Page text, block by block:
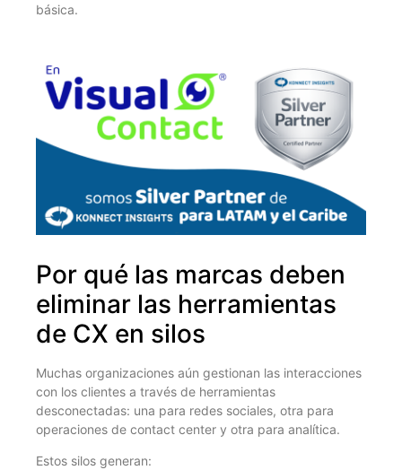
básica.
Por qué las marcas deben
eliminar las herramientas
de CX en silos
Muchas organizaciones aún gestionan las interacciones
con los clientes a través de herramientas
desconectadas: una para redes sociales, otra para
operaciones de contact center y otra para analítica.
Estos silos generan: